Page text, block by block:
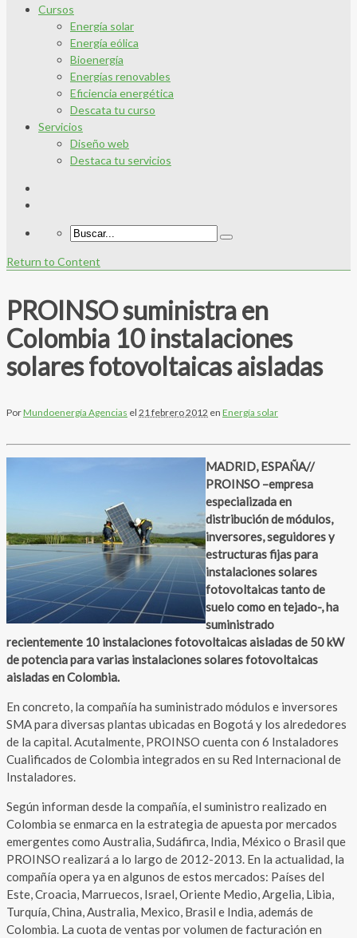
Cursos
Energía solar
Energía eólica
Bioenergía
Energías renovables
Eficiencia energética
Descata tu curso
Servicios
Diseño web
Destaca tu servicios
Return to Content
PROINSO suministra en
Colombia 10 instalaciones
solares fotovoltaicas aisladas
PorMundoenergía Agencias el 21 febrero 2012 en Energía solar
MADRID, ESPAÑA//
PROINSO –empresa
especializada en
distribución de módulos,
inversores, seguidores y
estructuras fijas para
instalaciones solares
fotovoltaicas tanto de
suelo como en tejado-, ha
suministrado
recientemente 10 instalaciones fotovoltaicas aisladas de 50 kW
de potencia para varias instalaciones solares fotovoltaicas
aisladas en Colombia.
En concreto, la compañía ha suministrado módulos e inversores
SMA para diversas plantas ubicadas en Bogotá y los alrededores
de la capital. Acutalmente, PROINSO cuenta con 6 Instaladores
Cualificados de Colombia integrados en su Red Internacional de
Instaladores.
Según informan desde la compañía, el suministro realizado en
Colombia se enmarca en la estrategia de apuesta por mercados
emergentes como Australia, Sudáfirca, India, México o Brasil que
PROINSO realizará a lo largo de 2012-2013. En la actualidad, la
compañía opera ya en algunos de estos mercados: Países del
Este, Croacia, Marruecos, Israel, Oriente Medio, Argelia, Libia,
Turquía, China, Australia, Mexico, Brasil e India, además de
Colombia. La cuota de ventas por volumen de facturación en